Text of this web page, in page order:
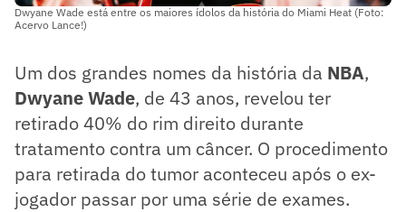
Dwyane Wade está entre os maiores ídolos da história do Miami Heat (Foto:
Acervo Lance!)
Um dos grandes nomes da história da NBA,
Dwyane Wade, de 43 anos, revelou ter
retirado 40% do rim direito durante
tratamento contra um câncer. O procedimento
para retirada do tumor aconteceu após o ex-
jogador passar por uma série de exames.